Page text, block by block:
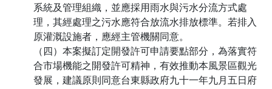
系統及管理組織，並應採用雨水與污水分流方式處
理，其經處理之污水應符合放流水排放標準。若排入
原灌溉設施者，應經主管機關同意。
（四）本案擬訂定開發許可申請要點部分，為落實符
合市場機能之開發許可精神，有效推動本風景區觀光
發展，建議原則同意台東縣政府九十一年九月五日府